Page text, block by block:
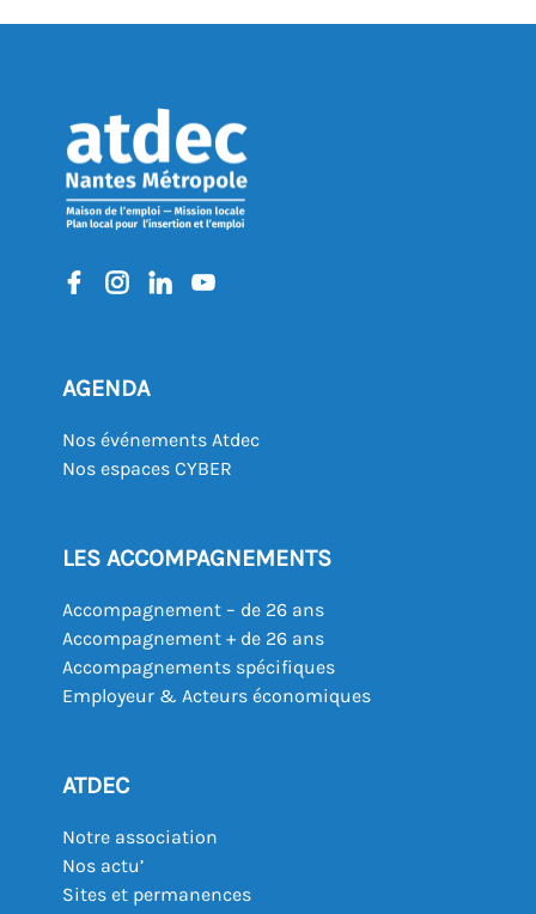
AGENDA
Nos événements Atdec
Nos espaces CYBER
LES ACCOMPAGNEMENTS
Accompagnement – de 26 ans
Accompagnement + de 26 ans
Accompagnements spécifiques
Employeur & Acteurs économiques
ATDEC
Notre association
Nos actu’
Sites et permanences